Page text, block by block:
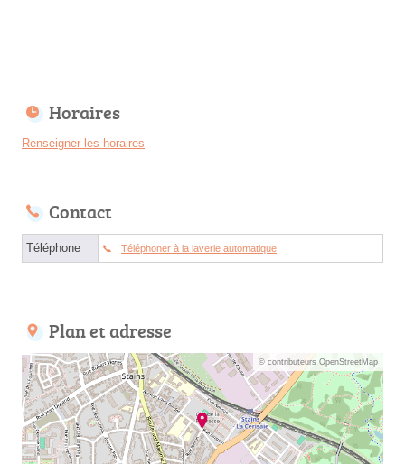
Horaires
Renseigner les horaires
Contact
Téléphone Téléphoner à la laverie automatique
Plan et adresse
© contributeurs OpenStreetMap